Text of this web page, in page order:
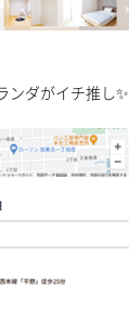
ンダがイチ推し✨